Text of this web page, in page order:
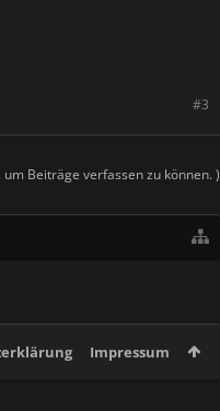
#3
Beiträge verfassen zu können. )
Impressum